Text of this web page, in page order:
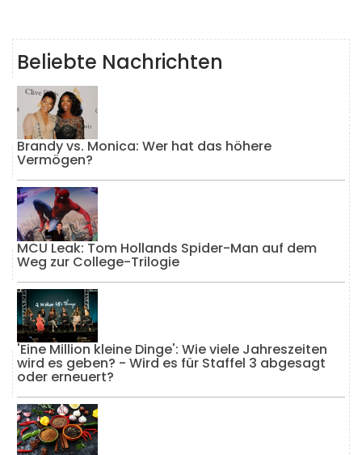
Beliebte Nachrichten
Brandy vs. Monica: Wer hat das höhere
Vermögen?
MCU Leak: Tom Hollands Spider-Man auf dem
Weg zur College-Trilogie
'Eine Million kleine Dinge': Wie viele Jahreszeiten
wird es geben? - Wird es für Staffel 3 abgesagt
oder erneuert?